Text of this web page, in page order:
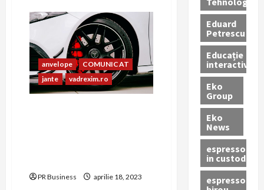
BAZAR
anvelope
COMUNICAT
jante
vadrexim.ro
PR Business aprilie 18, 2023
Eduard
Petrescu
Educație
interactivă
Eko
Group
Eko
News
espressoare
in custodie
espressor